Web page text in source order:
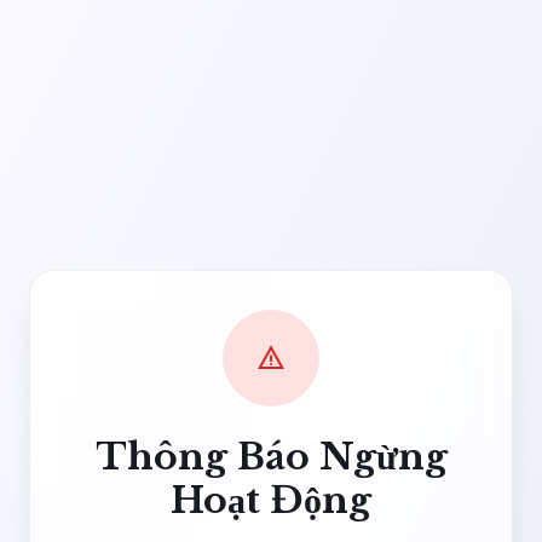
warning
Thông Báo Ngừng
Hoạt Động